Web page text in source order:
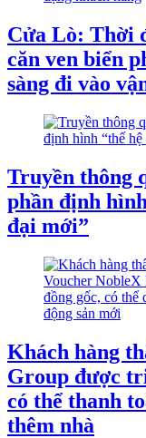
Cửa Lò: Thời
căn ven biển
sàng đi vào
Truyền thông
phần định
đại mới”
Khách hàng
Group được
có thể thanh
thêm nhà